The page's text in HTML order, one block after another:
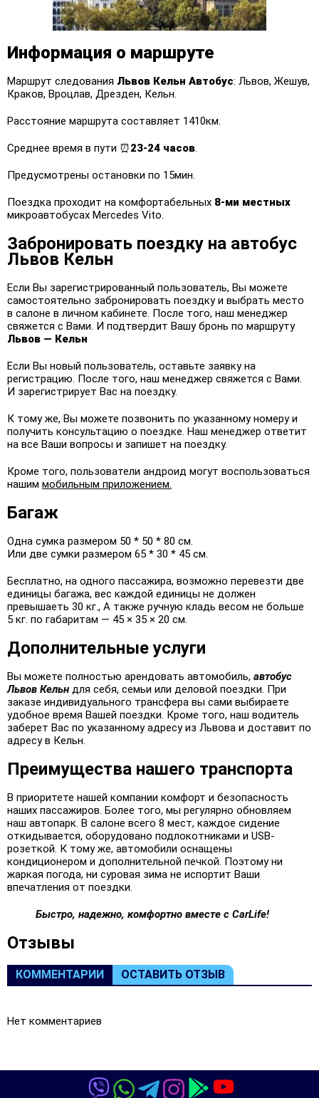
Информация о маршруте
Маршрут следования Львов Кельн Автобус: Львов, Жешув,
Краков, Вроцлав, Дрезден, Кельн.
Расстояние маршрута составляет 1410км.
Среднее время в пути ⏰23-24 часов.
Предусмотрены остановки по 15мин.
Поездка проходит на комфортабельных 8-ми местных
микроавтобусах Mercedes Vito.
Забронировать поездку на автобус
Львов Кельн
Если Вы зарегистрированный пользователь, Вы можете
самостоятельно забронировать поездку и выбрать место
в салоне в личном кабинете. После того, наш менеджер
свяжется с Вами. И подтвердит Вашу бронь по маршруту
Львов — Кельн
Если Вы новый пользователь, оставьте заявку на
регистрацию. После того, наш менеджер свяжется с Вами.
И зарегистрирует Вас на поездку.
К тому же, Вы можете позвонить по указанному номеру и
получить консультацию о поездке. Наш менеджер ответит
на все Ваши вопросы и запишет на поездку.
Кроме того, пользователи андроид могут воспользоваться
нашим мобильным приложением.
Багаж
Одна сумка размером 50 * 50 * 80 см.
Или две сумки размером 65 * 30 * 45 см.
Бесплатно, на одного пассажира, возможно перевезти две
единицы багажа, вес каждой единицы не должен
превышаеть 30 кг., А также ручную кладь весом не больше
5 кг. по габаритам — 45 × 35 × 20 см.
Дополнительные услуги
Вы можете полностью арендовать автомобиль, автобус
Львов Кельн для себя, семьи или деловой поездки. При
заказе индивидуального трансфера вы сами выбираете
удобное время Вашей поездки. Кроме того, наш водитель
заберет Вас по указанному адресу из Львова и доставит по
адресу в Кельн.
Преимущества нашего транспорта
В приоритете нашей компании комфорт и безопасность
наших пассажиров. Более того, мы регулярно обновляем
наш автопарк. В салоне всего 8 мест, каждое сидение
откидывается, оборудовано подлокотниками и USB-
розеткой. К тому же, автомобили оснащены
кондиционером и дополнительной печкой. Поэтому ни
жаркая погода, ни суровая зима не испортит Ваши
впечатления от поездки.
Быстро, надежно, комфортно вместе с CarLife!
Oтзывы
КОММЕНТАРИИ ОСТАВИТЬ ОТЗЫВ
Нет комментариев